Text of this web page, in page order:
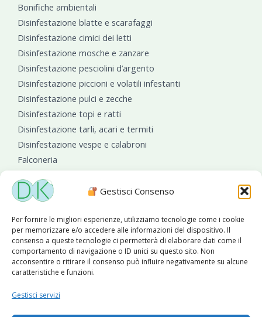
Gestisci Consenso
Per fornire le migliori esperienze, utilizziamo tecnologie come i cookie
per memorizzare e/o accedere alle informazioni del dispositivo. Il
consenso a queste tecnologie ci permetterà di elaborare dati come il
comportamento di navigazione o ID unici su questo sito. Non
acconsentire o ritirare il consenso può influire negativamente su alcune
caratteristiche e funzioni.
Gestisci servizi
Bonifiche ambientali
Disinfestazione blatte e scarafaggi
Disinfestazione cimici dei letti
Disinfestazione mosche e zanzare
Disinfestazione pesciolini d’argento
Disinfestazione piccioni e volatili infestanti
Disinfestazione pulci e zecche
Disinfestazione topi e ratti
Disinfestazione tarli, acari e termiti
Disinfestazione vespe e calabroni
Falconeria
Sanificazioni ambientali